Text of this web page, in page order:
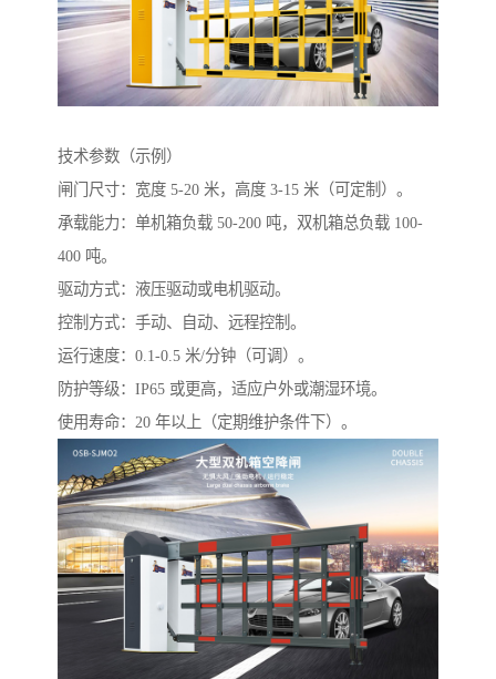
技术参数（示例）
闸门尺寸：宽度 5-20 米，高度 3-15 米（可定制）。
承载能力：单机箱负载 50-200 吨，双机箱总负载 100-
400 吨。
驱动方式：液压驱动或电机驱动。
控制方式：手动、自动、远程控制。
运行速度：0.1-0.5 米/分钟（可调）。
防护等级：IP65 或更高，适应户外或潮湿环境。
使用寿命：20 年以上（定期维护条件下）。